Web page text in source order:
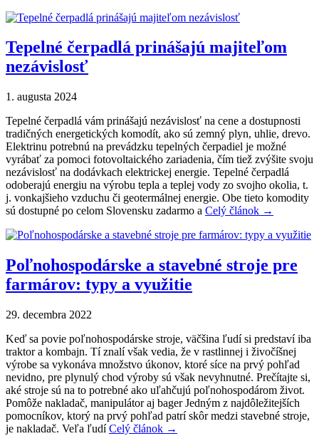
Tepelné čerpadlá prinášajú majiteľom
nezávislosť
1. augusta 2024
Tepelné čerpadlá vám prinášajú nezávislosť na cene a dostupnosti
tradičných energetických komodít, ako sú zemný plyn, uhlie, drevo.
Elektrinu potrebnú na prevádzku tepelných čerpadiel je možné
vyrábať za pomoci fotovoltaického zariadenia, čím tiež zvýšite svoju
nezávislosť na dodávkach elektrickej energie. Tepelné čerpadlá
odoberajú energiu na výrobu tepla a teplej vody zo svojho okolia, t.
j. vonkajšieho vzduchu či geotermálnej energie. Obe tieto komodity
sú dostupné po celom Slovensku zadarmo a Celý článok →
Poľnohospodárske a stavebné stroje pre
farmárov: typy a využitie
29. decembra 2022
Keď sa povie poľnohospodárske stroje, väčšina ľudí si predstaví iba
traktor a kombajn. Tí znalí však vedia, že v rastlinnej i živočíšnej
výrobe sa vykonáva množstvo úkonov, ktoré síce na prvý pohľad
nevidno, pre plynulý chod výroby sú však nevyhnutné. Prečítajte si,
aké stroje sú na to potrebné ako uľahčujú poľnohospodárom život.
Pomôže nakladač, manipulátor aj bager Jedným z najdôležitejších
pomocníkov, ktorý na prvý pohľad patrí skôr medzi stavebné stroje,
je nakladač. Veľa ľudíCelý článok →